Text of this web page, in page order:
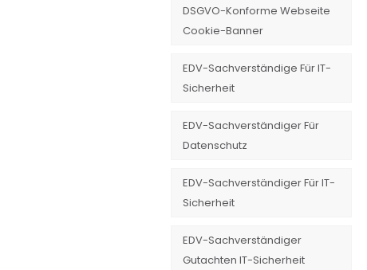
DSGVO-Konforme Webseite
Cookie-Banner
EDV-Sachverständige Für IT-
Sicherheit
EDV-Sachverständiger Für
Datenschutz
EDV-Sachverständiger Für IT-
Sicherheit
EDV-Sachverständiger
Gutachten IT-Sicherheit